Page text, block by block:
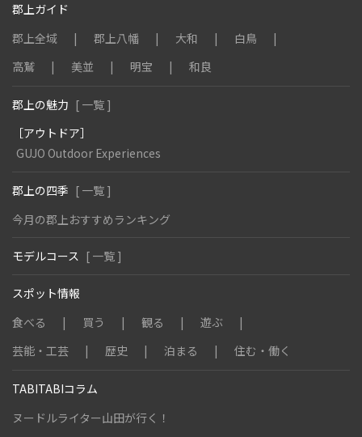
郡上ガイド
郡上全域
郡上八幡 大和
白鳥
高鷲
美並 明宝 和良
郡上の魅力 [ 一覧 ]
［アウトドア］
GUJO Outdoor Experiences
郡上の四季 [ 一覧 ]
今月の郡上おすすめランキング
モデルコース [ 一覧 ]
スポット情報
食べる
買う 観る
遊ぶ
芸能・工芸
歴史 泊まる 住む・働く
TABITABIコラム
ヌードルライター山田が行く！